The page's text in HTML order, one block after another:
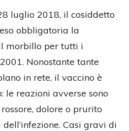
luglio 2018, il cosiddetto
obbligatoria la
morbillo per tutti i
Nonostante tante
in rete, il vaccino è
le reazioni avverse sono
dolore o prurito
Casi gravi di